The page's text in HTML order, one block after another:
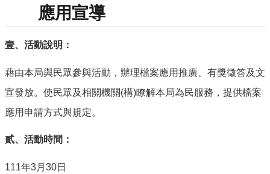
應用宣導
壹、活動說明：
藉由本局與民眾參與活動，辦理檔案應用推廣、有獎徵答及文
宣發放。使民眾及相關機關(構)瞭解本局為民服務，提供檔案
應用申請方式與規定。
貳、活動時間：
111年3月30日